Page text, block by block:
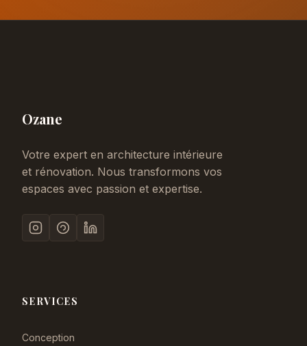
Ozane
Votre expert en architecture intérieure
et rénovation. Nous transformons vos
espaces avec passion et expertise.
SERVICES
Conception